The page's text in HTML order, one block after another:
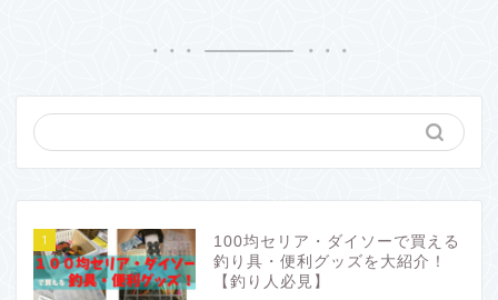
1
100均セリア・ダイソーで買える
釣り具・便利グッズを大紹介！
【釣り人必見】